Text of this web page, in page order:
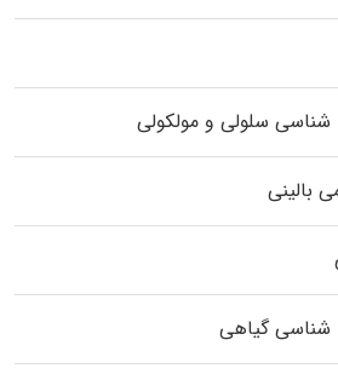
سلولی و مولکولی
بالینی
شناسی گیاهی